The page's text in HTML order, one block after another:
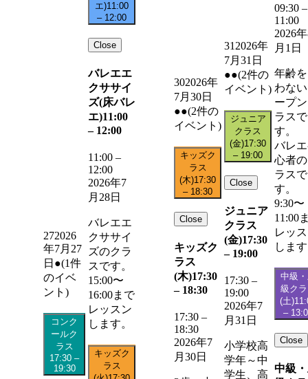
272026
年7月27
日 ●(1件
のイベ
ント)
コンク
ールク
ラス
17:30 –
19:30
エ)11:00
– 12:00
Close
バレエエ
クササイ
ズ(床バレ
エ)11:00
– 12:00
11:00 –
12:00
2026年7
月28日
バレエエ
クササイ
ズのクラ
スです。
15:00〜
16:00まで
レッスン
します。
キッズク
ラス
302026年
7月30日
●●(2件の
イベント)
キッズク
ラス
(木)17:30
– 18:30
Close
キッズク
ラス
(木)17:30
– 18:30
17:30 –
18:30
2026年7
月30日
31 2026年
7月31日
●●(2件の
イベント)
ジュニア
クラス
(金)17:30
– 19:00
Close
ジュニア
クラス
(金)17:30
– 19:00
17:30 –
19:00
2026年7
月31日
小学校高
学年～中
学生、高
09:30 –
11:00
2026
月1日
年齢
わな
ープ
ラスで
す。
バレ
心者
ラスで
す。
9:30〜
11:00
レッ
しま
中級
級ク
(土)
–
Close
中級